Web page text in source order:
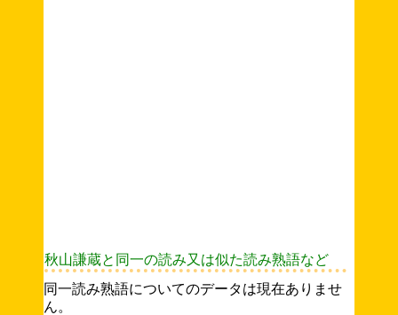
秋山謙蔵と同一の読み又は似た読み熟語など
同一読み熟語についてのデータは現在ありませ
ん。